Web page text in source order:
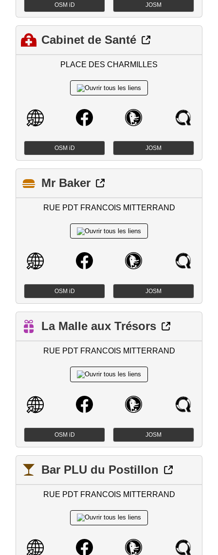
OSM iD JOSM
Cabinet de Santé
PLACE DES CHARMILLES
OSM iD JOSM
Mr Baker
RUE PDT FRANCOIS MITTERRAND
OSM iD JOSM
La Malle aux Trésors
RUE PDT FRANCOIS MITTERRAND
OSM iD JOSM
Bar PLU du Postillon
RUE PDT FRANCOIS MITTERRAND